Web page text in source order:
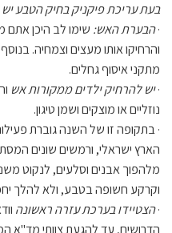
בעת עריכת פיקניק בחיק הטבע
·הבערת האש: שימו לב היכן
והרחיקו אותו מעצים וצמחיה.
מתקני איסוף גחלים.
·יש להרחיק ילדים ממקורות אש
נוזליים או מוצקים ושמן טיגון.
· בתקופה זו של השנה גוברת
הארץ ישראלי, ורמשים שונים
מלהפוך אבנים וסלעים, לנקוט
וקרקע חשופה בטבע, ולא להלך
·הצטיידו בערכת עזרה ראשונה
הדרושים, עד להגעת צוותי מד"א